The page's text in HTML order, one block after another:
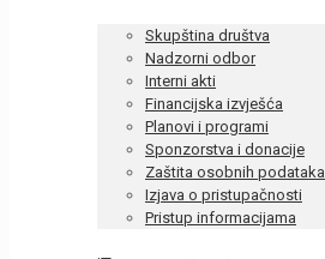
Skupština društva
Nadzorni odbor
Interni akti
Financijska izvješća
Planovi i programi
Sponzorstva i donacije
Zaštita osobnih podataka
Izjava o pristupačnosti
Pristup informacijama